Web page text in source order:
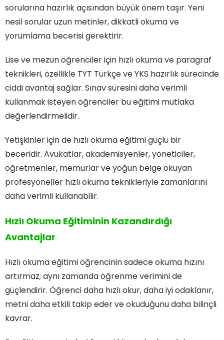
sorularına hazırlık açısından büyük önem taşır. Yeni
nesil sorular uzun metinler, dikkatli okuma ve
yorumlama becerisi gerektirir.
Lise ve mezun öğrenciler için hızlı okuma ve paragraf
teknikleri, özellikle TYT Türkçe ve YKS hazırlık sürecinde
ciddi avantaj sağlar. Sınav süresini daha verimli
kullanmak isteyen öğrenciler bu eğitimi mutlaka
değerlendirmelidir.
Yetişkinler için de hızlı okuma eğitimi güçlü bir
beceridir. Avukatlar, akademisyenler, yöneticiler,
öğretmenler, memurlar ve yoğun belge okuyan
profesyoneller hızlı okuma teknikleriyle zamanlarını
daha verimli kullanabilir.
Hızlı Okuma Eğitiminin Kazandırdığı
Avantajlar
Hızlı okuma eğitimi öğrencinin sadece okuma hızını
artırmaz; aynı zamanda öğrenme verimini de
güçlendirir. Öğrenci daha hızlı okur, daha iyi odaklanır,
metni daha etkili takip eder ve okuduğunu daha bilinçli
kavrar.